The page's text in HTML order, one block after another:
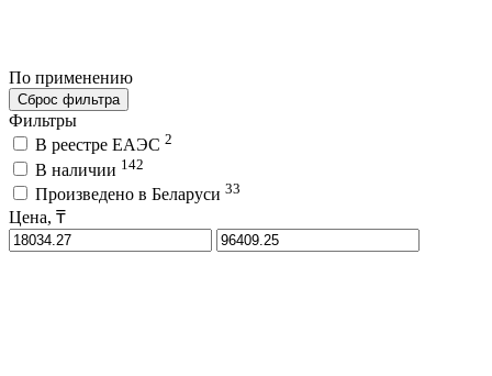
По применению
Сброс фильтра
Фильтры
В реестре ЕАЭС 2
В наличии 142
Произведено в Беларуси 33
Цена, ₸